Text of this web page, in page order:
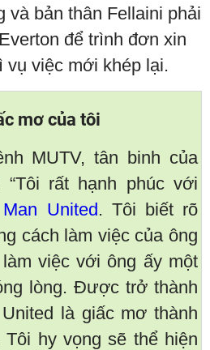
và bản thân Fellaini phải
để trình đơn xin
việc mới khép lại.
mơ của tôi
MUTV, tân binh của
rất hạnh phúc với
Man United. Tôi biết rõ
cách làm việc của ông
việc với ông ấy một
lòng. Được trở thành
là giấc mơ thành
hy vọng sẽ thể hiện